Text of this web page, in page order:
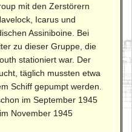
mit den Zerstörern
Icarus und
Assiniboine. Bei
zu dieser Gruppe, die
stationiert war. Der
täglich mussten etwa
Schiff gepumpt werden.
im September 1945
November 1945